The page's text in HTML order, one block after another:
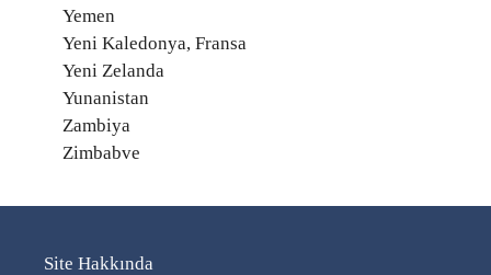
Yemen
Yeni Kaledonya, Fransa
Yeni Zelanda
Yunanistan
Zambiya
Zimbabve
Site Hakkında